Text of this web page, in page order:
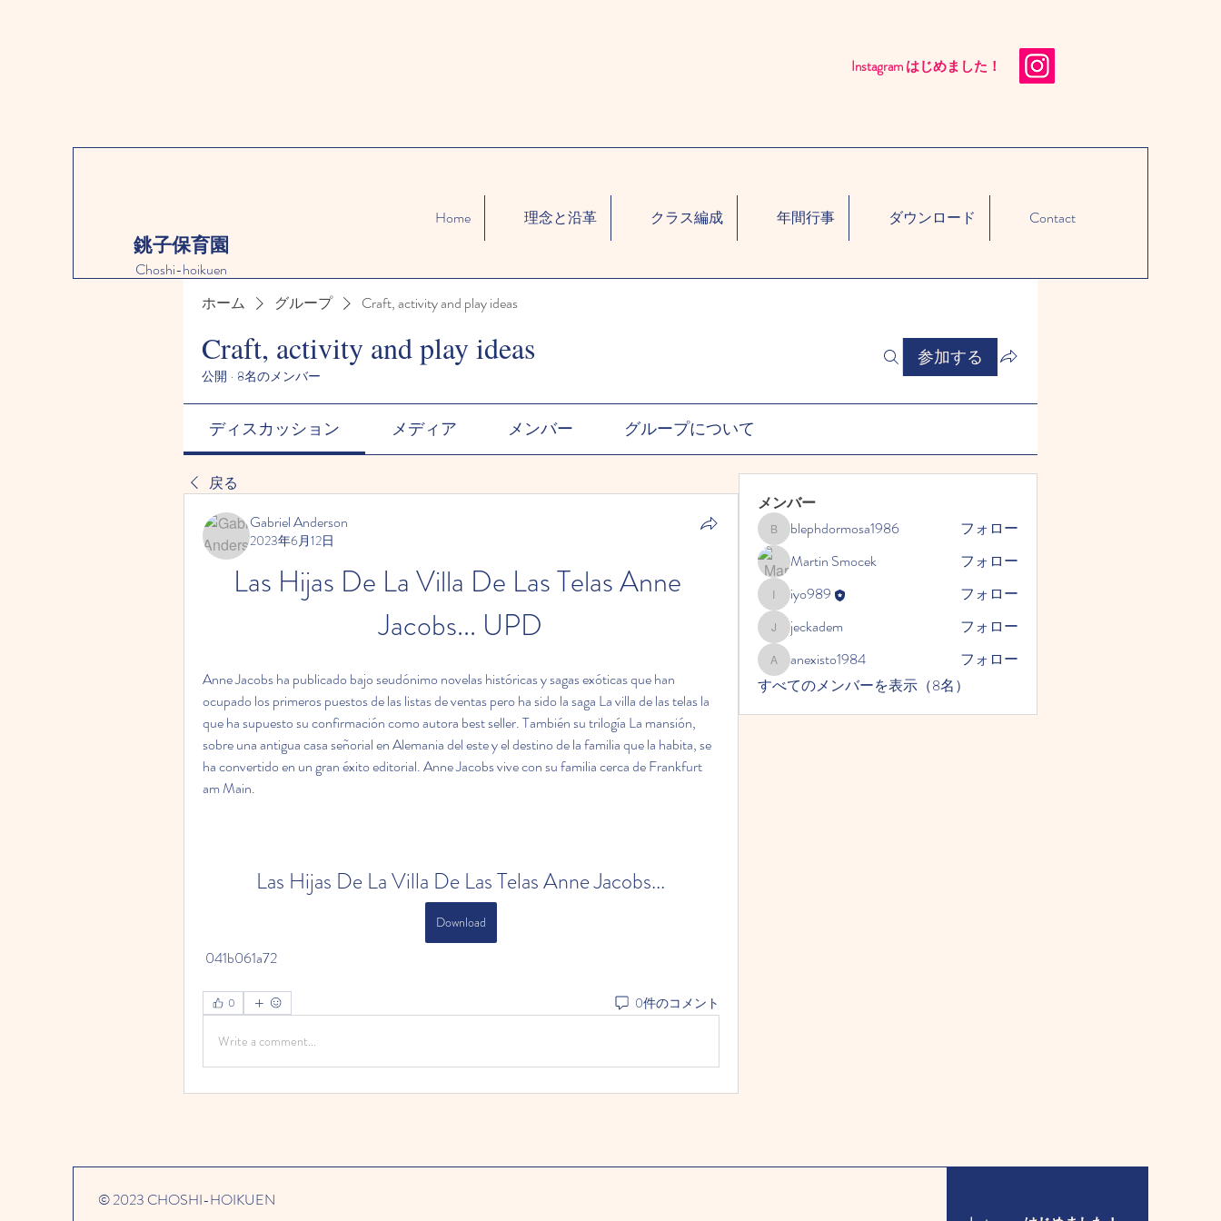
Instagram はじめました！​
銚子保育園
Choshi-hoikuen
Home 理念と沿革 クラス編成 年間行事 ダウンロード Contact
ホーム グループ Craft, activity and play ideas
Craft, activity and play ideas
公開 · 8名のメンバー
参加する
ディスカッション メディア メンバー グループについて
戻る
Gabriel Anderson
2023年6月12日
Las Hijas De La Villa De Las Telas Anne
Jacobs... UPD
Anne Jacobs ha publicado bajo seudónimo novelas históricas y sagas exóticas que han
ocupado los primeros puestos de las listas de ventas pero ha sido la saga La villa de las telas la
que ha supuesto su confirmación como autora best seller. También su trilogía La mansión,
sobre una antigua casa señorial en Alemania del este y el destino de la familia que la habita, se
ha convertido en un gran éxito editorial. Anne Jacobs vive con su familia cerca de Frankfurt
am Main.
Las Hijas De La Villa De Las Telas Anne Jacobs...
Download
041b061a72
0 0件のコメント
Write a comment...
メンバー
blephdormosa1986
blephdormosa1986
フォロー
Martin Smocek
フォロー
iyo989iyo989 フォロー
jeckadem
jeckadem フォロー
anexisto1984
anexisto1984
フォロー
すべてのメンバーを表示（8名）
© 2023 CHOSHI-HOIKUEN